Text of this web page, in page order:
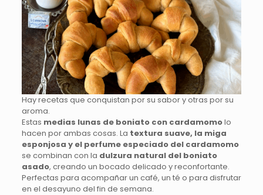
Hay recetas que conquistan por su sabor y otras por su
aroma.
Estas medias lunas de boniato con cardamomolo
hacen por ambas cosas. La textura suave, la miga
esponjosa y el perfume especiado del cardamomo
se combinan con la dulzura natural del boniato
asado, creando un bocado delicado y reconfortante.
Perfectas para acompañar un café, un té o para disfrutar
en el desayuno del fin de semana.